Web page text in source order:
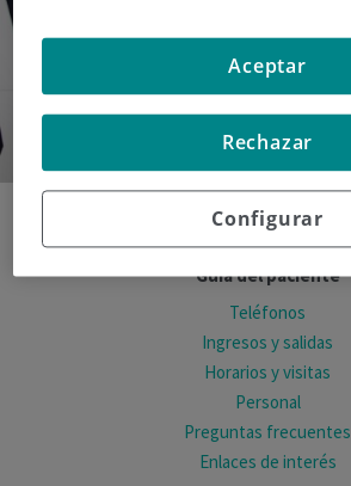
Guía del paciente
Teléfonos
Ingresos y salidas
Horarios y visitas
Personal
Preguntas frecuentes
Enlaces de interés
Configurar
Rechazar
Aceptar